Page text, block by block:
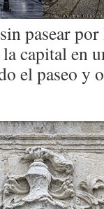
pasear
capital en
el paseo y